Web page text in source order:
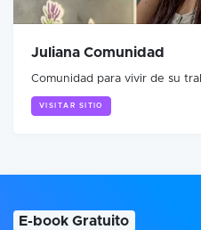
Juliana Comunidad
Comunidad para vivir de su
VISITAR SITIO
E-book Gratuito